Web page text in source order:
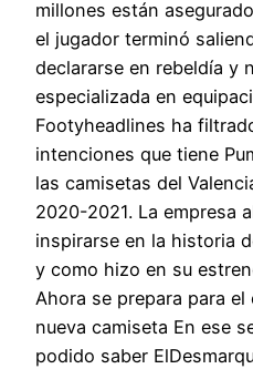
millones están
el jugador terminó
declararse en rebeldía y
especializada en
Footyheadlines ha
intenciones que tiene
las camisetas del
2020-2021. La empresa
inspirarse en la historia
y como hizo en su
Ahora se prepara para
nueva camiseta En ese
podido saber